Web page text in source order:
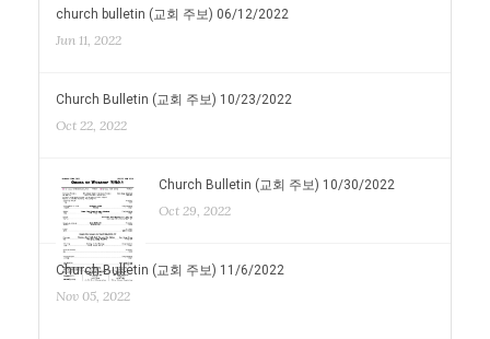
church bulletin (교회 주보) 06/12/2022
Jun 11, 2022
Church Bulletin (교회 주보) 10/23/2022
Oct 22, 2022
Church Bulletin (교회 주보) 10/30/2022
Oct 29, 2022
Church Bulletin (교회 주보) 11/6/2022
Nov 05, 2022